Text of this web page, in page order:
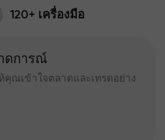
120+ เครื่องมือ
ดการณ์
คุณเข้าใจตลาดและเทรดอย่าง